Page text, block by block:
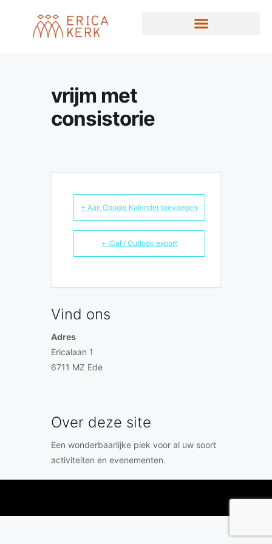
vrijm met
consistorie
+ Aan Google Kalender toevoegen
+ iCal / Outlook export
Vind ons
Adres
Ericalaan 1
6711 MZ Ede
Over deze site
Een wonderbaarlijke plek voor al uw soort
activiteiten en evenementen.